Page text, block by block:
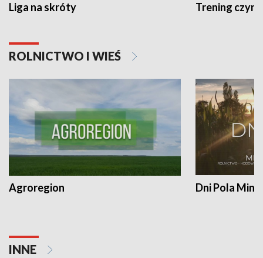
Liga na skróty Trening czyni
ROLNICTWO I WIEŚ
Agroregion Dni Pola
INNE